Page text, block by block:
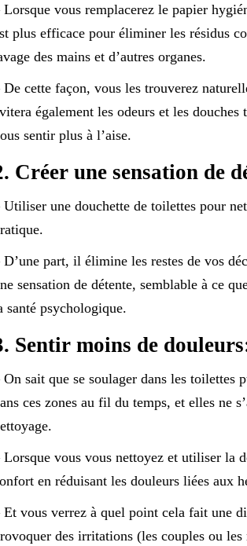
Lorsque vous remplacerez le papier
plus efficace pour éliminer les résidus
des mains et d’autres organes.
De cette façon, vous les trouverez
également les odeurs et les
sentir plus à l’aise.
Créer une sensation de
Utiliser une douchette de toilettes pour
D’une part, il élimine les restes de vos
sensation de détente, semblable à ce
santé psychologique.
Sentir moins de
On sait que se soulager dans les toilettes
ces zones au fil du temps, et elles ne
Lorsque vous vous nettoyez et utiliser la
en réduisant les douleurs liées aux
Et vous verrez à quel point cela fait une
des irritations (les couples ou